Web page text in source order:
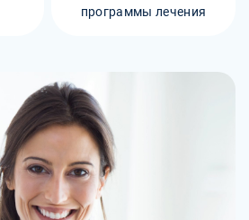
программы лечения